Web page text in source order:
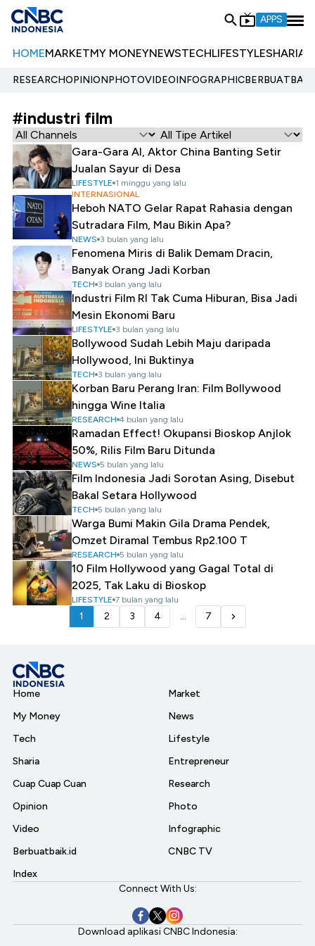
APPS
HOMEMARKETMY MONEYNEWSTECHLIFESTYLESHARIA
RESEARCHOPINIONPHOTOVIDEOINFOGRAPHIC
#industri film
Gara-Gara AI, Aktor China Banting Setir
Jualan Sayur di Desa
LIFESTYLE 1 minggu yang lalu
INTERNASIONAL
Heboh NATO Gelar Rapat Rahasia dengan
Sutradara Film, Mau Bikin Apa?
NEWS 3 bulan yang lalu
Fenomena Miris di Balik Demam Dracin,
Banyak Orang Jadi Korban
TECH 3 bulan yang lalu
Industri Film RI Tak Cuma Hiburan, Bisa Jadi
Mesin Ekonomi Baru
LIFESTYLE 3 bulan yang lalu
Bollywood Sudah Lebih Maju daripada
Hollywood, Ini Buktinya
TECH 3 bulan yang lalu
Korban Baru Perang Iran: Film Bollywood
hingga Wine Italia
RESEARCH 4 bulan yang lalu
Ramadan Effect! Okupansi Bioskop Anjlok
50%, Rilis Film Baru Ditunda
NEWS 5 bulan yang lalu
Film Indonesia Jadi Sorotan Asing, Disebut
Bakal Setara Hollywood
TECH 5 bulan yang lalu
Warga Bumi Makin Gila Drama Pendek,
Omzet Diramal Tembus Rp2.100 T
RESEARCH 5 bulan yang lalu
10 Film Hollywood yang Gagal Total di
2025, Tak Laku di Bioskop
LIFESTYLE 7 bulan yang lalu
1 2 3 4 ... 7
Home
My Money
Tech
Sharia
Cuap Cuap Cuan
Opinion
Video
Berbuatbaik.id
Index
Market
News
Lifestyle
Entrepreneur
Research
Photo
Infographic
CNBC TV
Connect With Us:
Download aplikasi CNBC Indonesia: